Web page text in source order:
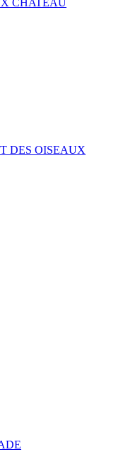
CHATEAU
DES OISEAUX